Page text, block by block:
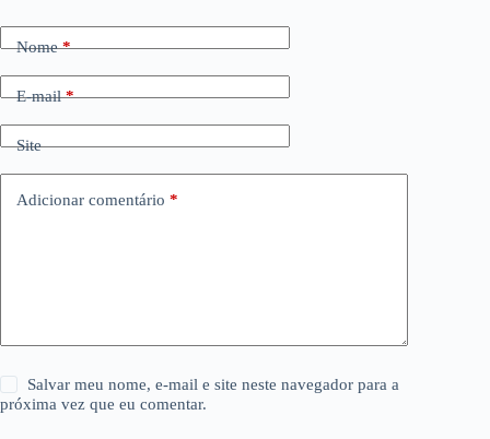
Nome*
E-mail*
Site
Adicionar comentário *
Salvar meu nome, e-mail e site neste navegador para a
próxima vez que eu comentar.